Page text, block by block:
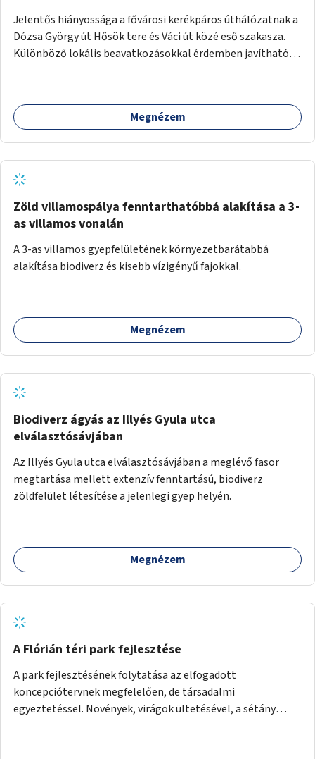
Jelentős hiányossága a fővárosi kerékpáros úthálózatnak a
Dózsa György út Hősök tere és Váci út közé eső szakasza.
Különböző lokális beavatkozásokkal érdemben javítható
teljes körű, komplex felújítására.
Megnézem
Zöld villamospálya fenntarthatóbbá alakítása a 3-
as villamos vonalán
A 3-as villamos gyepfelületének környezetbarátabbá
alakítása biodiverz és kisebb vízigényű fajokkal.
Megnézem
Biodiverz ágyás az Illyés Gyula utca
elválasztósávjában
Az Illyés Gyula utca elválasztósávjában a meglévő fasor
megtartása mellett extenzív fenntartású, biodiverz
zöldfelület létesítése a jelenlegi gyep helyén.
Megnézem
A Flórián téri park fejlesztése
A park fejlesztésének folytatása az elfogadott
koncepciótervnek megfelelően, de társadalmi
egyeztetéssel. Növények, virágok ültetésével, a sétány